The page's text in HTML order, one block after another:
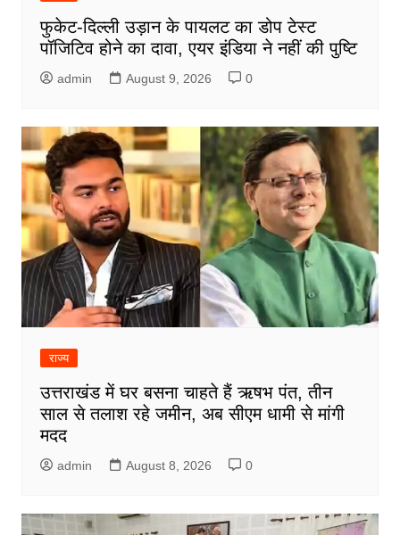
फुकेट-दिल्ली उड़ान के पायलट का डोप टेस्ट
पॉजिटिव होने का दावा, एयर इंडिया ने नहीं की पुष्टि
admin August 9, 2026 0
राज्य
उत्तराखंड में घर बसना चाहते हैं ऋषभ पंत, तीन
साल से तलाश रहे जमीन, अब सीएम धामी से मांगी
मदद
admin August 8, 2026 0